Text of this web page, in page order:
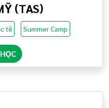
(TAS)
tế Summer Camp